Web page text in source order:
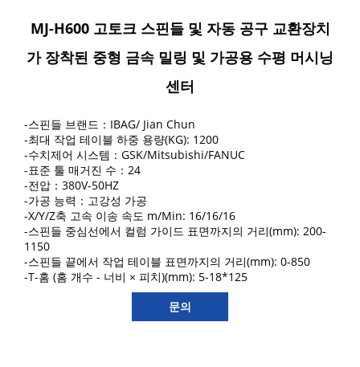
MJ-H600 고토크 스핀들 및 자동 공구 교환장치
가 장착된 중형 금속 밀링 및 가공용 수평 머시닝
센터
-스핀들 브랜드：IBAG/ Jian Chun
-최대 작업 테이블 하중 용량(KG): 1200
-수치제어 시스템：GSK/Mitsubishi/FANUC
-표준 툴 매거진 수：24
-전압：380V-50HZ
-가공 능력：고강성 가공
-X/Y/Z축 고속 이송 속도 m/Min: 16/16/16
-스핀들 중심선에서 컬럼 가이드 표면까지의 거리(mm): 200-
1150
-스핀들 끝에서 작업 테이블 표면까지의 거리(mm): 0-850
-T-홈 (홈 개수 - 너비 × 피치)(mm): 5-18*125
문의